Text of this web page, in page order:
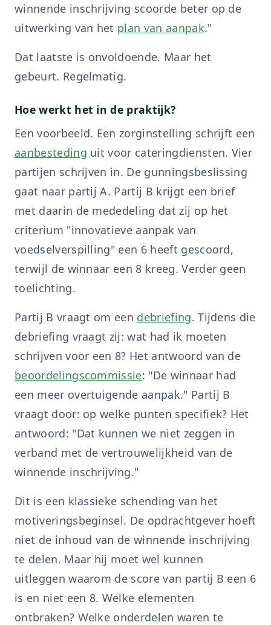
winnende inschrijving scoorde beter op de
uitwerking van het plan van aanpak."
Dat laatste is onvoldoende. Maar het
gebeurt. Regelmatig.
Hoe werkt het in de praktijk?
Een voorbeeld. Een zorginstelling schrijft een
aanbesteding uit voor cateringdiensten. Vier
partijen schrijven in. De gunningsbeslissing
gaat naar partij A. Partij B krijgt een brief
met daarin de mededeling dat zij op het
criterium "innovatieve aanpak van
voedselverspilling" een 6 heeft gescoord,
terwijl de winnaar een 8 kreeg. Verder geen
toelichting.
Partij B vraagt om een debriefing. Tijdens die
debriefing vraagt zij: wat had ik moeten
schrijven voor een 8? Het antwoord van de
beoordelingscommissie: "De winnaar had
een meer overtuigende aanpak." Partij B
vraagt door: op welke punten specifiek? Het
antwoord: "Dat kunnen we niet zeggen in
verband met de vertrouwelijkheid van de
winnende inschrijving."
Dit is een klassieke schending van het
motiveringsbeginsel. De opdrachtgever hoeft
niet de inhoud van de winnende inschrijving
te delen. Maar hij moet wel kunnen
uitleggen waarom de score van partij B een 6
is en niet een 8. Welke elementen
ontbraken? Welke onderdelen waren te